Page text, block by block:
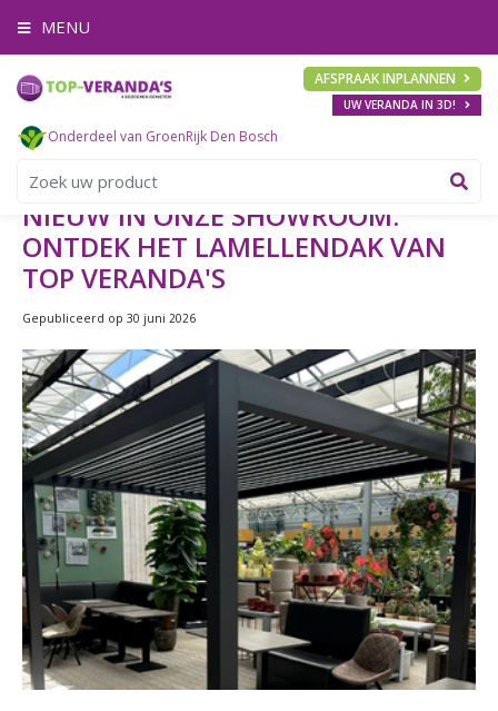
n
AFSPRAAK INPLANNEN
UW VERANDA IN 3D!
Onderdeel van GroenRijk Den Bosch
MENU
NIEUW IN ONZE SHOWROOM:
ONTDEK HET LAMELLENDAK VAN
TOP VERANDA'S
Gepubliceerd op 30 juni 2026